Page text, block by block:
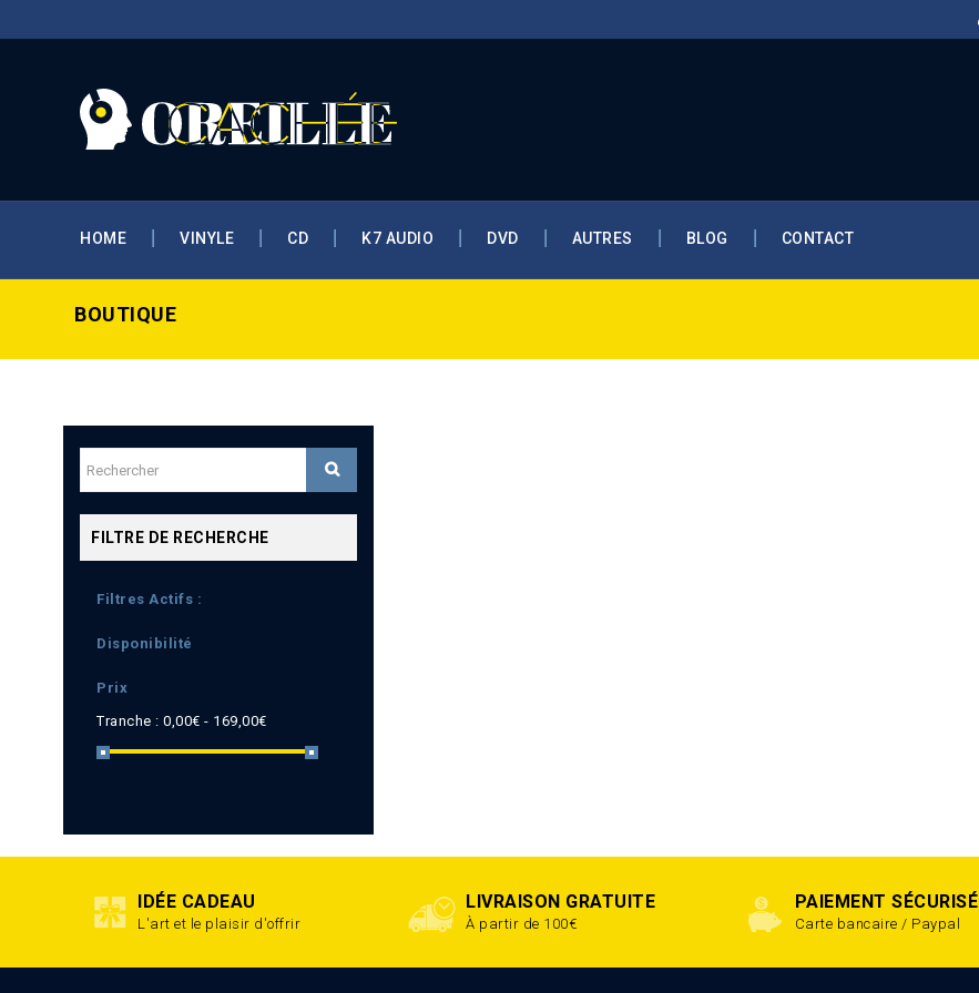
HOME VINYLE CD K7 AUDIO DVD AUTRES BLOG CONTACT
BOUTIQUE
FILTRE DE RECHERCHE
Filtres Actifs :
Disponibilité
Prix
Tranche : 0,00€ - 169,00€
IDÉE CADEAU
L'art et le plaisir d'offrir
LIVRAISON GRATUITE
À partir de 100€
PAIEMENT SÉCURISÉ
Carte bancaire / Paypal